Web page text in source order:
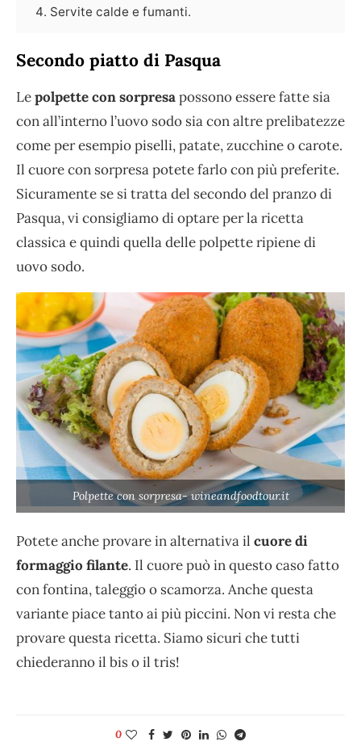
Servite calde e fumanti.
Secondo piatto di Pasqua
Lepolpette con sorpresapossono essere fatte sia
con all’interno l’uovo sodo sia con altre prelibatezze
come per esempio piselli, patate, zucchine o carote.
Il cuore con sorpresa potete farlo con più preferite.
Sicuramente se si tratta del secondo del pranzo di
Pasqua, vi consigliamo di optare per la ricetta
classica e quindi quella delle polpette ripiene di
uovo sodo.
Polpette con sorpresa- wineandfoodtour.it
Potete anche provare in alternativa il cuore di
formaggio filante. Il cuore può in questo caso fatto
con fontina, taleggio o scamorza. Anche questa
variante piace tanto ai più piccini. Non vi resta che
provare questa ricetta. Siamo sicuri che tutti
chiederanno il bis o il tris!
0